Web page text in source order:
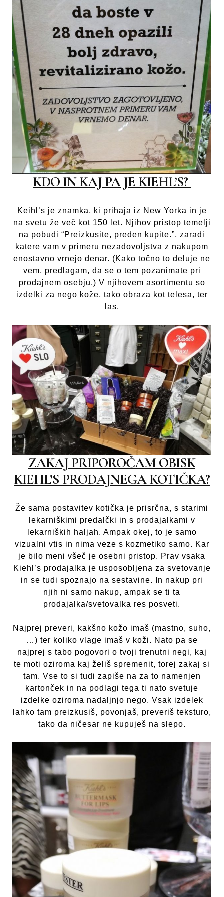
KDO IN KAJ PA JE KIEHL’S?
Keihl’s je znamka, ki prihaja iz New Yorka in je
na svetu že več kot 150 let. Njihov pristop temelji
na pobudi “Preizkusite, preden kupite.”, zaradi
katere vam v primeru nezadovoljstva z nakupom
enostavno vrnejo denar. (Kako točno to deluje ne
vem, predlagam, da se o tem pozanimate pri
prodajnem osebju.) V njihovem asortimentu so
izdelki za nego kože, tako obraza kot telesa, ter
las.
ZAKAJ PRIPOROČAM OBISK
KIEHL’S PRODAJNEGA KOTIČKA?
Že sama postavitev kotička je prisrčna, s starimi
lekarniškimi predalčki in s prodajalkami v
lekarniških haljah. Ampak okej, to je samo
vizualni vtis in nima veze s kozmetiko samo. Kar
je bilo meni všeč je osebni pristop. Prav vsaka
Kiehl’s prodajalka je usposobljena za svetovanje
in se tudi spoznajo na sestavine. In nakup pri
njih ni samo nakup, ampak se ti ta
prodajalka/svetovalka res posveti.
Najprej preveri, kakšno kožo imaš (mastno, suho,
…) ter koliko vlage imaš v koži. Nato pa se
najprej s tabo pogovori o tvoji trenutni negi, kaj
te moti oziroma kaj želiš spremenit, torej zakaj si
tam. Vse to si tudi zapiše na za to namenjen
kartonček in na podlagi tega ti nato svetuje
izdelke oziroma nadaljnjo nego. Vsak izdelek
lahko tam preizkusiš, povonjaš, preveriš teksturo,
tako da ničesar ne kupuješ na slepo.